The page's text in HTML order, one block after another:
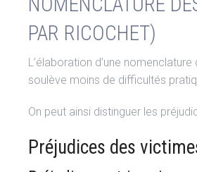
PAR RICOCHET)
L’élaboration d’une
soulève moins de difficultés
On peut ainsi distinguer les
Préjudices des